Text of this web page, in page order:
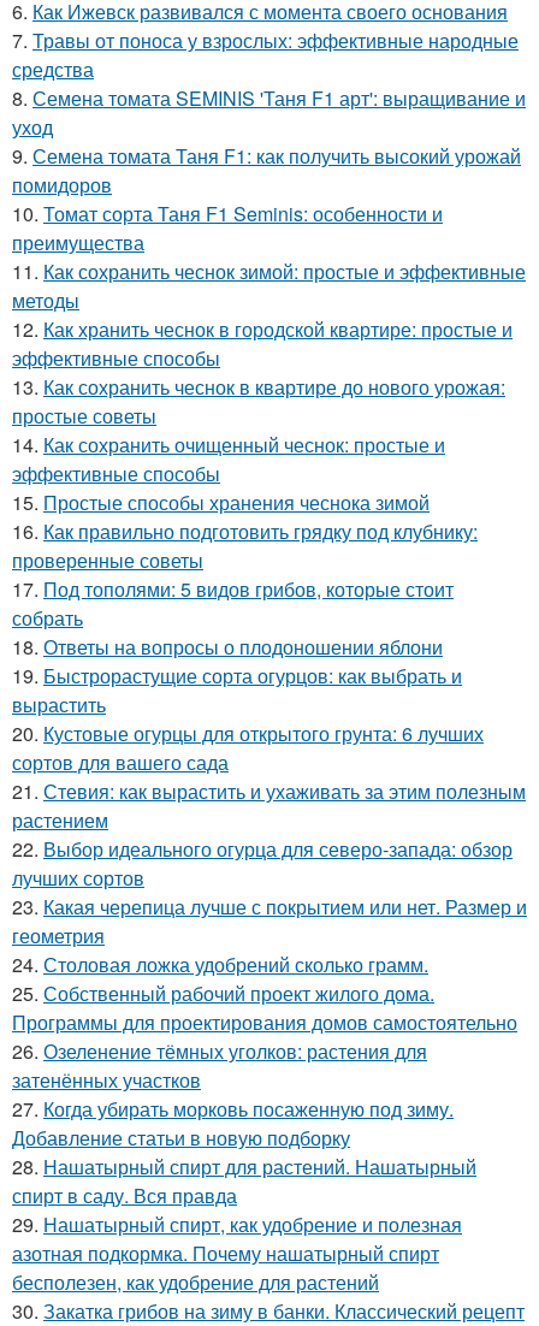
6. Как Ижевск развивался с момента своего основания
7. Травы от поноса у взрослых: эффективные народные
средства
8. Семена томата SEMINIS 'Таня F1 арт': выращивание и
уход
9. Семена томата Таня F1: как получить высокий урожай
помидоров
10. Томат сорта Таня F1 Seminis: особенности и
преимущества
11. Как сохранить чеснок зимой: простые и эффективные
методы
12. Как хранить чеснок в городской квартире: простые и
эффективные способы
13. Как сохранить чеснок в квартире до нового урожая:
простые советы
14. Как сохранить очищенный чеснок: простые и
эффективные способы
15. Простые способы хранения чеснока зимой
16. Как правильно подготовить грядку под клубнику:
проверенные советы
17. Под тополями: 5 видов грибов, которые стоит
собрать
18. Ответы на вопросы о плодоношении яблони
19. Быстрорастущие сорта огурцов: как выбрать и
вырастить
20. Кустовые огурцы для открытого грунта: 6 лучших
сортов для вашего сада
21. Стевия: как вырастить и ухаживать за этим полезным
растением
22. Выбор идеального огурца для северо-запада: обзор
лучших сортов
23. Какая черепица лучше с покрытием или нет. Размер и
геометрия
24. Столовая ложка удобрений сколько грамм.
25. Собственный рабочий проект жилого дома.
Программы для проектирования домов самостоятельно
26. Озеленение тёмных уголков: растения для
затенённых участков
27. Когда убирать морковь посаженную под зиму.
Добавление статьи в новую подборку
28. Нашатырный спирт для растений. Нашатырный
спирт в саду. Вся правда
29. Нашатырный спирт, как удобрение и полезная
азотная подкормка. Почему нашатырный спирт
бесполезен, как удобрение для растений
30. Закатка грибов на зиму в банки. Классический рецепт